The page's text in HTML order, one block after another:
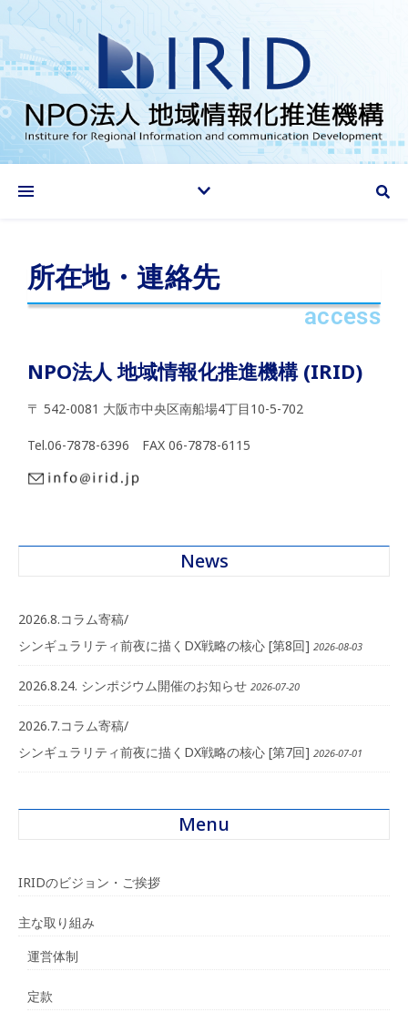
所在地・連絡先
access
NPO法人 地域情報化推進機構 (IRID)
〒 542-0081 大阪市中央区南船場4丁目10-5-702
Tel.06-7878-6396 FAX 06-7878-6115
News
2026.8.コラム寄稿/
シンギュラリティ前夜に描くDX戦略の核心 [第8回] 2026-08-03
2026.8.24. シンポジウム開催のお知らせ 2026-07-20
2026.7.コラム寄稿/
シンギュラリティ前夜に描くDX戦略の核心 [第7回] 2026-07-01
Menu
IRIDのビジョン・ご挨拶
主な取り組み
運営体制
定款